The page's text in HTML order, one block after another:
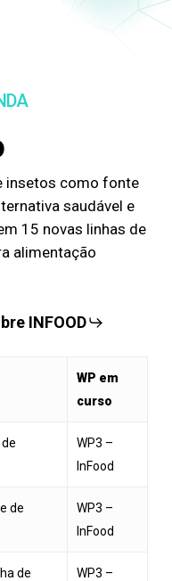
insetos como fonte
saudável e
15 novas linhas de
alimentação
INFOOD
WP em
curso
WP3 –
InFood
de
WP3 –
InFood
de
WP3 –